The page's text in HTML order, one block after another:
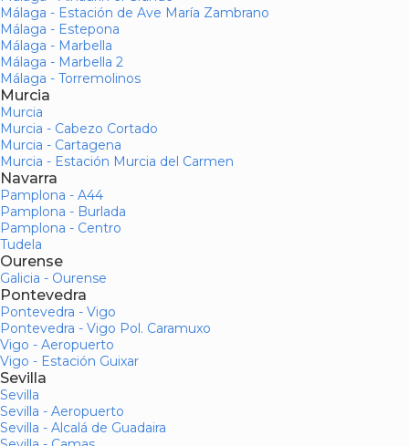
Málaga - Estación de Ave María Zambrano
Málaga - Estepona
Málaga - Marbella
Málaga - Marbella 2
Málaga - Torremolinos
Murcia
Murcia
Murcia - Cabezo Cortado
Murcia - Cartagena
Murcia - Estación Murcia del Carmen
Navarra
Pamplona - A44
Pamplona - Burlada
Pamplona - Centro
Tudela
Ourense
Galicia - Ourense
Pontevedra
Pontevedra - Vigo
Pontevedra - Vigo Pol. Caramuxo
Vigo - Aeropuerto
Vigo - Estación Guixar
Sevilla
Sevilla
Sevilla - Aeropuerto
Sevilla - Alcalá de Guadaira